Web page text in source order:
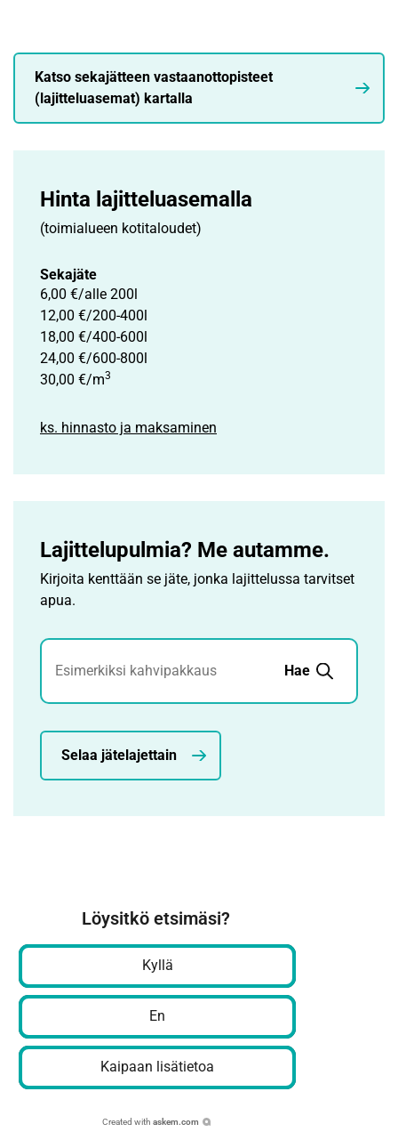
Katso sekajätteen vastaanottopisteet
(lajitteluasemat) kartalla
Hinta lajittelu­asemalla
(toimialueen kotitaloudet)
Sekajäte
6,00 €/alle 200l
12,00 €/200-400l
18,00 €/400-600l
24,00 €/600-800l
30,00 €/m3
ks. hinnasto ja maksaminen
Lajittelupulmia? Me autamme.
Kirjoita kenttään se jäte, jonka lajittelussa tarvitset
apua.
Jätehaku
Hae
Selaa jätelajettain
Löysitkö etsimäsi?
Kyllä
En
Kaipaan lisätietoa
Created with askem.com